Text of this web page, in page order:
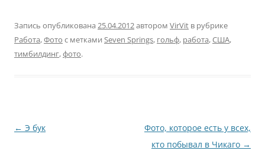
реализовываться,
третье пока под
вопросом. Второе
желание это
Запись опубликована 25.04.2012автором VirVit в рубрике
Работа,Фото с метками Seven Springs, гольф, работа,США,
тимбилдинг,фото.
Навигация
← Э бук
Фото, которое есть у всех,
кто побывал в Чикаго →